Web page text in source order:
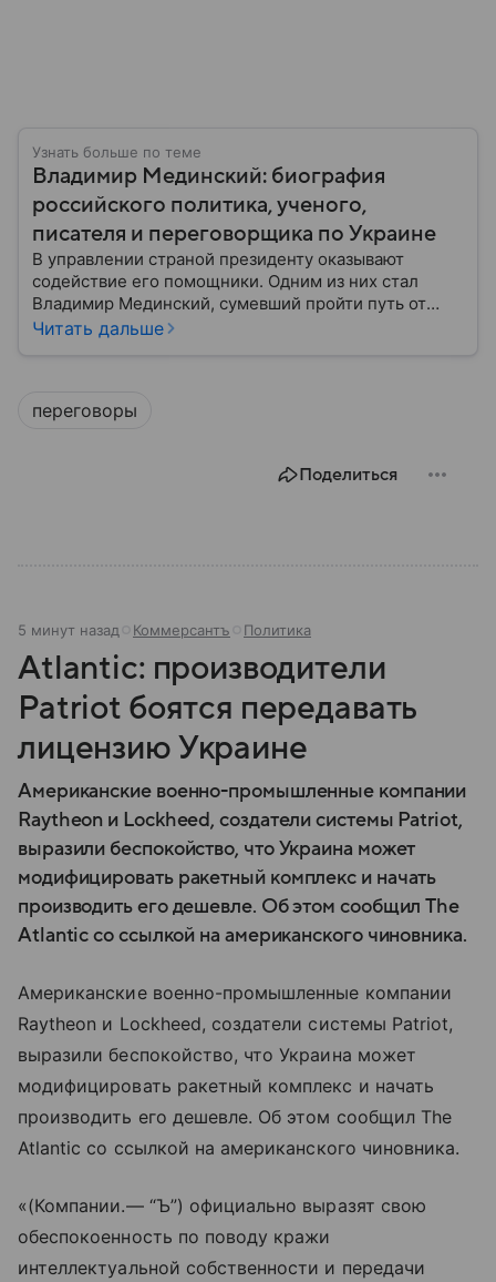
Узнать больше по теме
Владимир Мединский: биография
российского политика, ученого,
писателя и переговорщика по Украине
В управлении страной президенту оказывают
содействие его помощники. Одним из них стал
Владимир Мединский, сумевший пройти путь от
советника по связям с общественностью до
Читать дальше
переговоры
Поделиться
5 минут назад Коммерсантъ Политика
Atlantic: производители
Patriot боятся передавать
лицензию Украине
Американские военно-промышленные компании
Raytheon и Lockheed, создатели системы Patriot,
выразили беспокойство, что Украина может
модифицировать ракетный комплекс и начать
производить его дешевле. Об этом сообщил The
Atlantic со ссылкой на американского чиновника.
Американские военно-промышленные компании
Raytheon и Lockheed, создатели системы Patriot,
выразили беспокойство, что Украина может
модифицировать ракетный комплекс и начать
производить его дешевле. Об этом сообщил The
Atlantic со ссылкой на американского чиновника.
«(Компании.— “Ъ”) официально выразят свою
обеспокоенность по поводу кражи
интеллектуальной собственности и передачи